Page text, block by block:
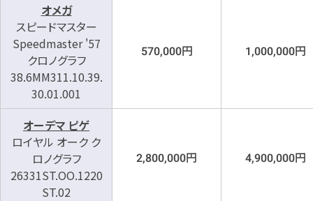
オメガ
スピードマスター
Speedmaster '57
クロノグラフ
38.6MM311.10.39.
30.01.001
570,000円 1,000,000円
オーデマ ピゲ
ロイヤル オーク ク
ロノグラフ
26331ST.OO.1220
ST.02
2,800,000円 4,900,000円